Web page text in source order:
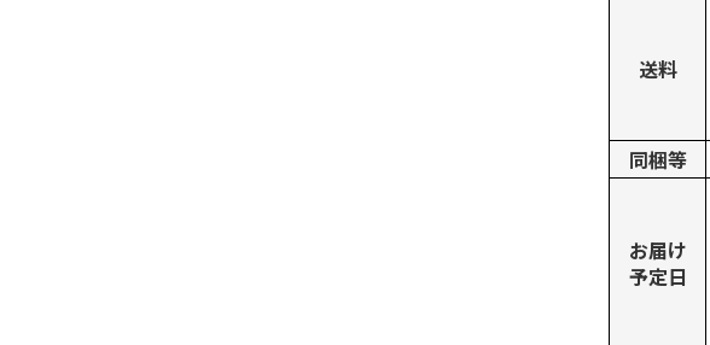
送料
同梱等
お届け
予定日